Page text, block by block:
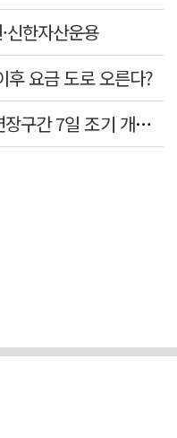
신한자산운용
요금 도로 오른다?
철도공단, 오송 시험선로 5㎞ 연장구간 7일 조기 개통…LA 메트로 사업 지원